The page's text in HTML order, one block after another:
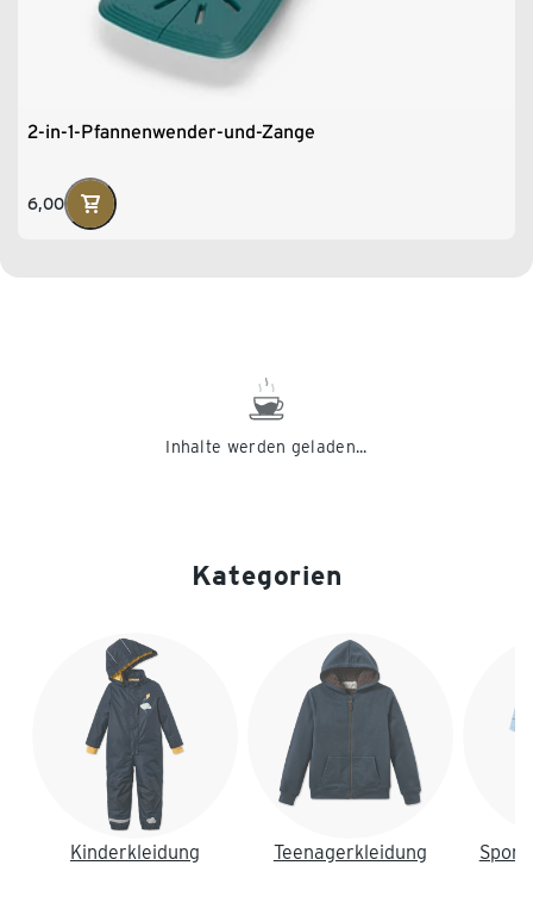
2-in-1-Pfannenwender-und-Zange
6,00
Inhalte werden geladen...
Kategorien
Kinderkleidung Teenagerkleidung